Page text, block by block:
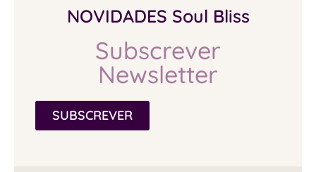
NOVIDADES Soul Bliss
Subscrever
Newsletter
SUBSCREVER